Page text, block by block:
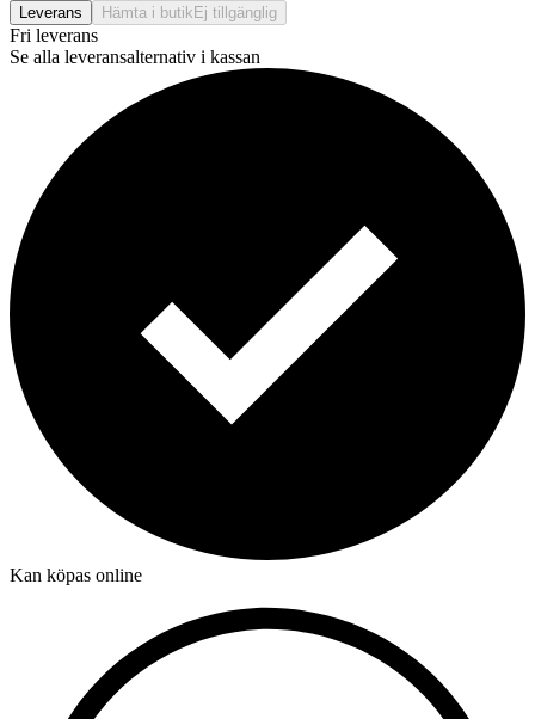
Leverans Hämta i butik Ej tillgänglig
Fri leverans
Se alla leveransalternativ i kassan
Kan köpas online